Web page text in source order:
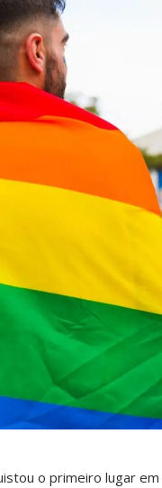
o primeiro lugar